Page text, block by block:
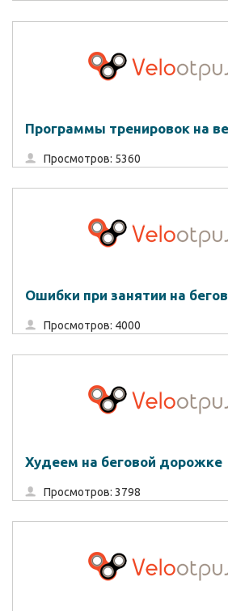
Программы тренировок на
Просмотров: 5360
Ошибки при занятии на
Просмотров: 4000
Худеем на беговой дорожке
Просмотров: 3798